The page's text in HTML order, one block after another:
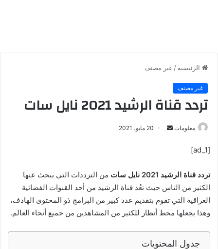
الرئيسية / غير مصنف
غير مصنف
تردد قناة الرشيد 2021 نايل سات
معلومات
ب
ر
ي
إ
ل
20 مايو، 2021
[ad_1]
تردد قناة الرشيد 2021 نايل سات
من الترددات التي يبحث عنها
الكثير من الناس حيث تعُد قناة الرشيد من أحد القنوات الفضائية
العراقية التي تقوم بتقديم عدد كبير من البرامج ذو المحتوى الهادف،
وهذا يجعلها محط أنظار للكثير من المشاهدين من جميع أنحاء العالم.
جدول المحتويات